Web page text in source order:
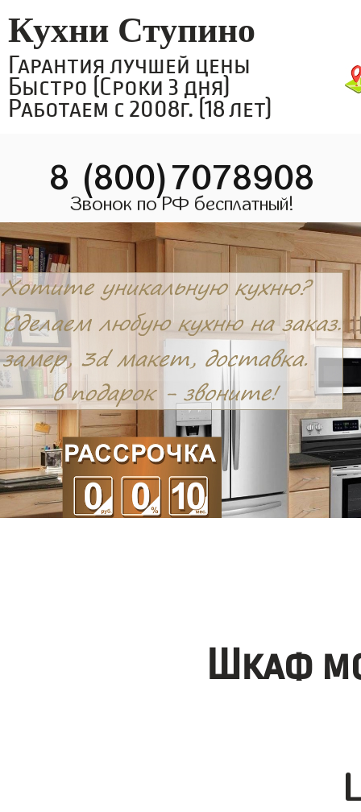
Кухни Ступино
Гарантия лучшей цены
Быстро (Сроки 3 дня)
Работаем с 2008г. (18 лет)
8 (800)7078908
Звонок по РФ бесплатный!
Шкаф